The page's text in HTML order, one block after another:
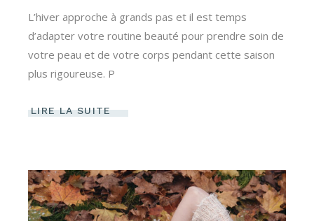
L’hiver approche à grands pas et il est temps
d’adapter votre routine beauté pour prendre soin de
votre peau et de votre corps pendant cette saison
plus rigoureuse. P
LIRE LA SUITE